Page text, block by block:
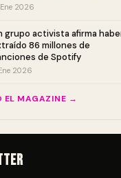
Ene 2026
grupo activista afirma
86 millones de
de Spotify
2026
EL MAGAZINE →